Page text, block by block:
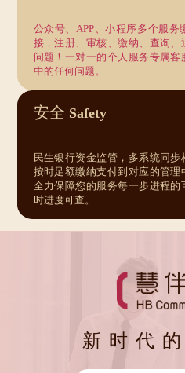
公众号、APP、小程序多个服
接，注册、审核、缴纳、查询
问题！一对一的个人服务专属
中的任何问题。
安全 Safety
民生银行资金监管，多系统同
按时足额缴纳支付到对应的管
全力保障您的服务每一步进程
时进度可查。
新时代